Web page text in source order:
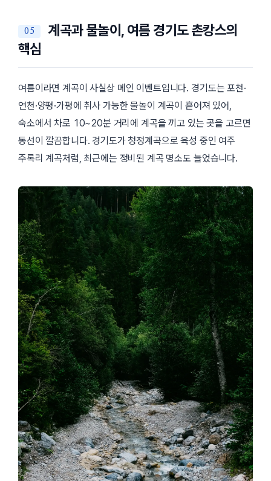
계곡과 물놀이, 여름 경기도 촌캉스의
핵심
여름이라면 계곡이 사실상 메인 이벤트입니다. 경기도는 포천·
연천·양평·가평에 취사 가능한 물놀이 계곡이 흩어져 있어,
숙소에서 차로 10~20분 거리에 계곡을 끼고 있는 곳을 고르면
동선이 깔끔합니다. 경기도가 청정계곡으로 육성 중인 여주
주록리 계곡처럼, 최근에는 정비된 계곡 명소도 늘었습니다.